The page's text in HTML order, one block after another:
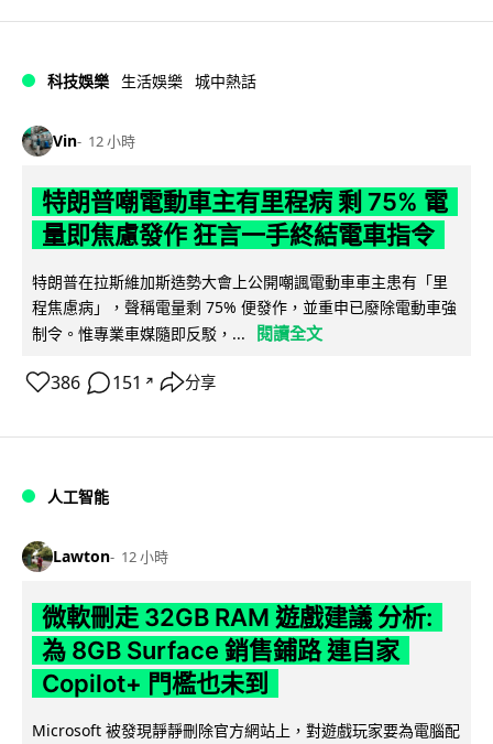
科技娛樂 生活娛樂 城中熱話
Vin 12 小時
特朗普嘲電動車主有里程病 剩 75% 電
量即焦慮發作 狂言一手終結電車指令
特朗普在拉斯維加斯造勢大會上公開嘲諷電動車車主患有「里
程焦慮病」，聲稱電量剩 75% 便發作，並重申已廢除電動車強
制令。惟專業車媒隨即反駁，...
閱讀全文
386 151 ↗ 分享
人工智能
Lawton 12 小時
微軟刪走 32GB RAM 遊戲建議 分析:
為 8GB Surface 銷售鋪路 連自家
Copilot+ 門檻也未到
Microsoft 被發現靜靜刪除官方網站上，對遊戲玩家要為電腦配